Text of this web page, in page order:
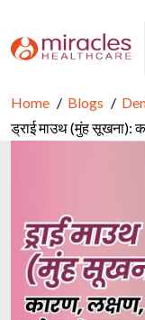
Home Blogs
ड्राई माउथ (मुंह सूखना):